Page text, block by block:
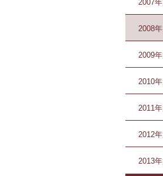
2007
2008
2009
2010
2011
2012
2013